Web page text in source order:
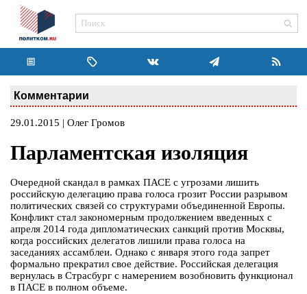
Комментарии
29.01.2015 | Олег Громов
Парламентская изоляция
Очередной скандал в рамках ПАСЕ с угрозами лишить
российскую делегацию права голоса грозит России разрывом
политических связей со структурами объединенной Европы.
Конфликт стал закономерным продолжением введенных с
апреля 2014 года дипломатических санкций против Москвы,
когда российских делегатов лишили права голоса на
заседаниях ассамблеи. Однако с января этого года запрет
формально прекратил свое действие. Российская делегация
вернулась в Страсбург с намерением возобновить функционал
в ПАСЕ в полном объеме.